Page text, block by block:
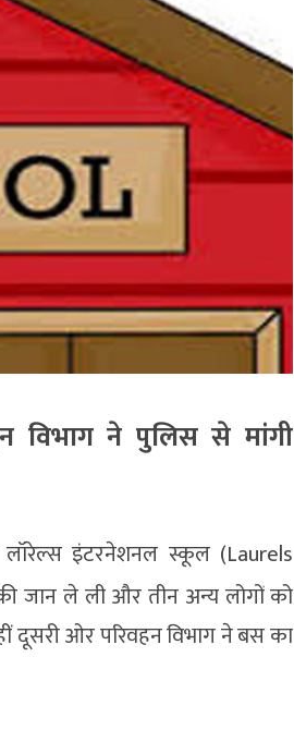
विभाग ने पुलिस से मांगी
इंटरनेशनल स्कूल (Laurels
जान ले ली और तीन अन्य लोगों को
दूसरी ओर परिवहन विभाग ने बस का